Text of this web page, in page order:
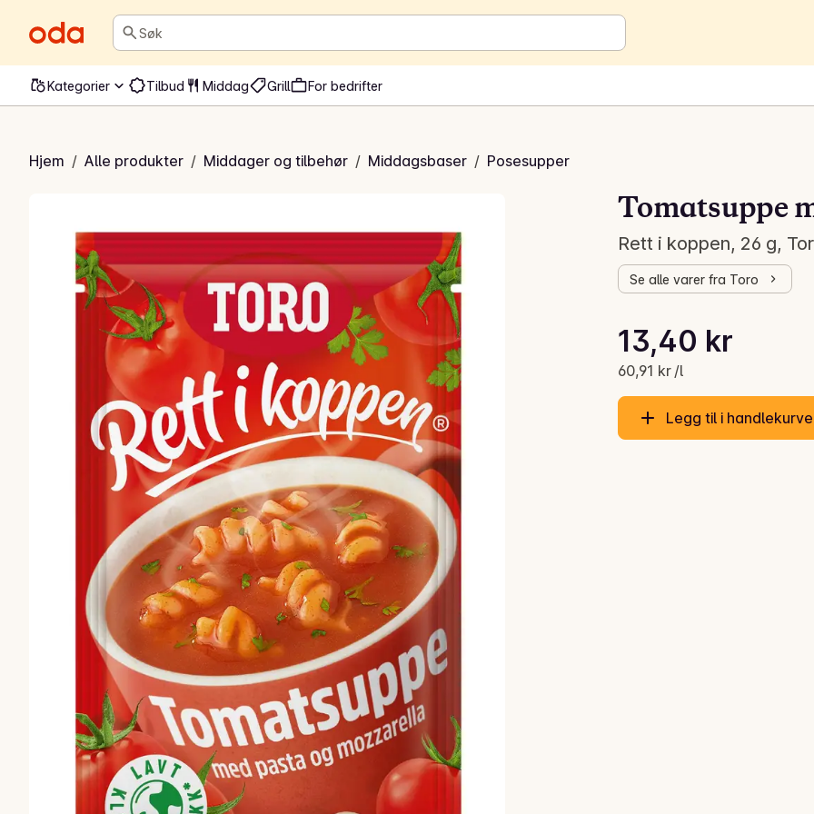
Søk
Kategorier Tilbud Middag Grill For bedrifter
Hjem / Alle produkter / Middager og tilbehør / Middagsbaser / Posesupper
med mozzarella
Tomatsuppe
Rett i koppen, 26 g,
Se alle varer fra Toro
Gjeldende pris er: 13,40 kr
13,40 kr
60,91 kr /l
Stykkpris: 60,91 kr /l
Legg til i